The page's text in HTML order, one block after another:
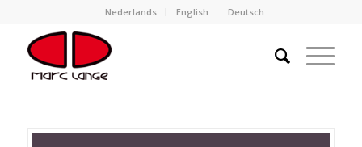
Nederlands English Deutsch